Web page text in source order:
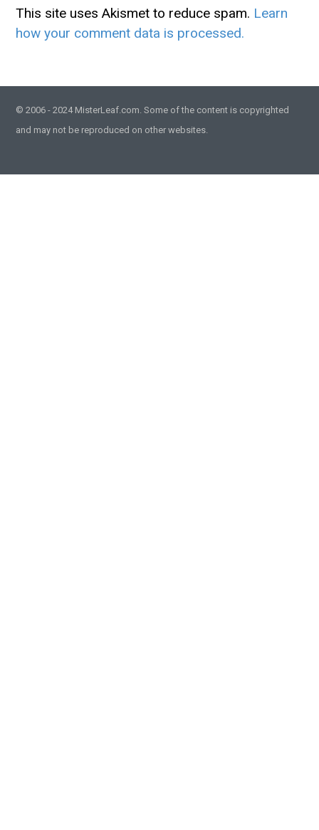
This site uses Akismet to reduce spam. Learn
how your comment data is processed.
© 2006 - 2024 MisterLeaf.com. Some of the content is copyrighted
and may not be reproduced on other websites.